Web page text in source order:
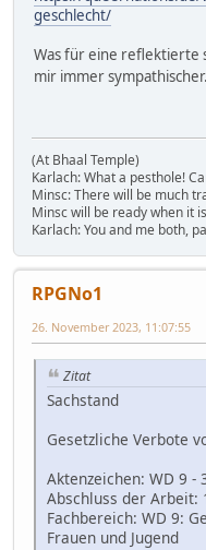
geschlecht/
Was für eine reflektierte
mir immer sympathischer.
(At Bhaal Temple)
Karlach: What a pesthole!
Minsc: There will be much
Minsc will be ready when it
Karlach: You and me both,
RPGNo1
26. November 2023, 11:07:55
Zitat
Sachstand
Gesetzliche Verbote
Aktenzeichen: WD 9 -
Abschluss der Arbeit:
Fachbereich: WD 9:
Frauen und Jugend